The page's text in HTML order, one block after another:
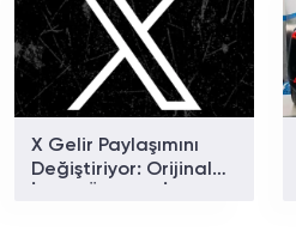
X Gelir Paylaşımını
Değiştiriyor: Orijinal